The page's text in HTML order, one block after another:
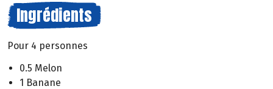
Ingrédients
Pour 4 personnes
0.5 Melon
1 Banane